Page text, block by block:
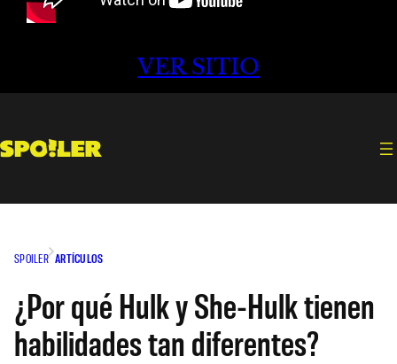
VER SITIO
SPOILER ARTÍCULOS
¿Por qué Hulk y She-Hulk tienen
habilidades tan diferentes?